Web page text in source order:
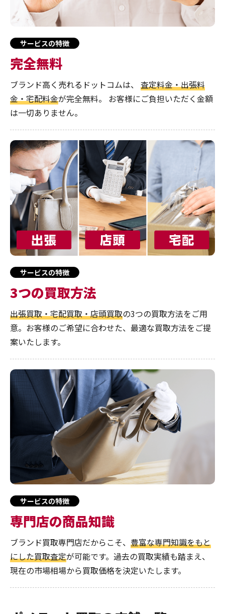
サービスの特徴
完全無料
ブランド高く売れるドットコムは、 査定料金・出張料
金・宅配料金が完全無料。 お客様にご負担いただく金額
は一切ありません。
サービスの特徴
3つの買取方法
出張買取・宅配買取・店頭買取の3つの買取方法をご用
意。お客様のご希望に合わせた、最適な買取方法をご提
案いたします。
サービスの特徴
専門店の商品知識
ブランド買取専門店だからこそ、 豊富な専門知識をもと
にした買取査定が可能です。過去の買取実績も踏まえ、
現在の市場相場から買取価格を決定いたします。